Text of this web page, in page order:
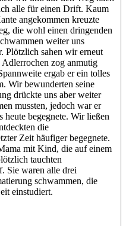
alle für einen Drift. Kaum
angekommen kreuzte
die wohl einen dringenden
weiter uns
Plötzlich sahen wir erneut
Adlerrochen zog anmutig
ergab er ein tolles
Wir bewunderten seine
drückte uns aber weiter
mussten, jedoch war er
begegnete. Wir ließen
die
Zeit häufiger begegnete.
mit Kind, die auf einem
tauchten
Sie waren alle drei
schwammen, die
einstudiert.